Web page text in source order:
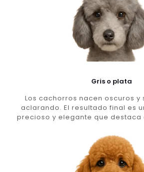
Gris o plata
Los cachorros nacen oscuros y
aclarando. El resultado final es
precioso y elegante que destaca